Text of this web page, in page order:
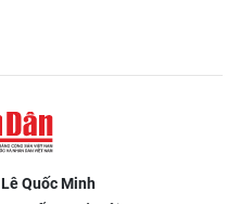
Lê Quốc Minh